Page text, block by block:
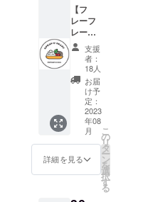
ン後半
年間こ
のエコ
バッグ
持参
で、
1000円
以上お
買い物
された
方には
煮卵プ
レゼン
します♪
(品切れ
です) ②
お礼の
メール
＆ス
テッ
カー2枚
と併用
不可。
1000円
以上の
ご利用
で1枚・
3000円
以上の
ご利用
で2枚お
使いい
ただけ
ます。
②お礼
【フ
レーフ
レー！
全力応
援
券！！
】
①Insta
gramで
も掲載
いたし
ます。
(投稿と
して残
させて
いただ
支援
者：
18人
お届
け予
定：
2023
年08
月
詳細を見る
こ
の
リ
タ
ー
ン
を
選
択
す
る